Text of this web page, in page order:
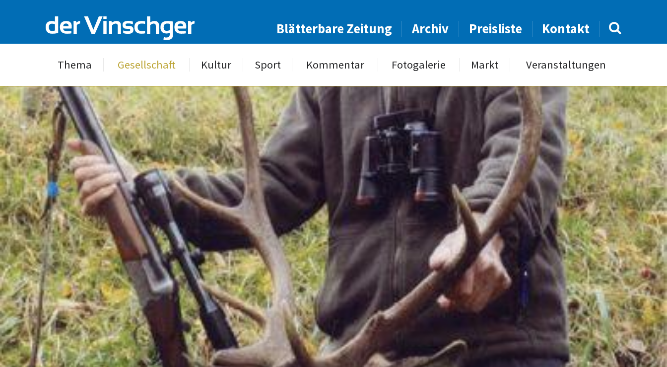
Blätterbare Zeitung Archiv Preisliste Kontakt
Thema Gesellschaft Kultur Sport Kommentar Fotogalerie Markt Veranstaltungen